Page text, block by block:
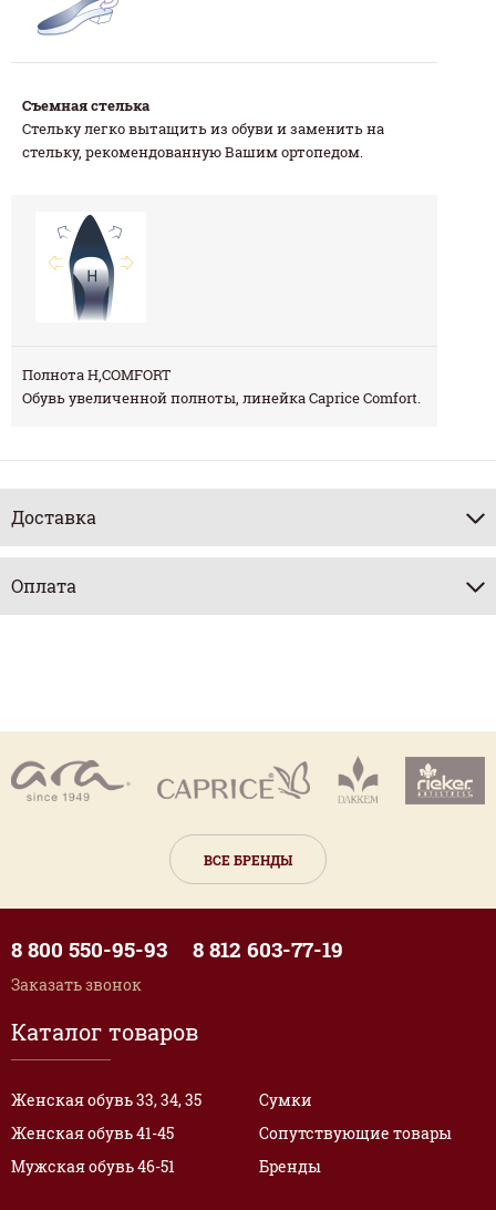
Съемная стелька
Стельку легко вытащить из обуви и заменить на
стельку, рекомендованную Вашим ортопедом.
Полнота Н,COMFORT
Обувь увеличенной полноты, линейка Caprice Comfort.
Доставка
Оплата
ВСЕ БРЕНДЫ
Каталог товаров
Женская обувь 33, 34, 35
Женская обувь 41-45
Мужская обувь 46-51
Сумки
Сопутствующие товары
Бренды
8 800 550-95-93 8 812 603-77-19
Заказать звонок